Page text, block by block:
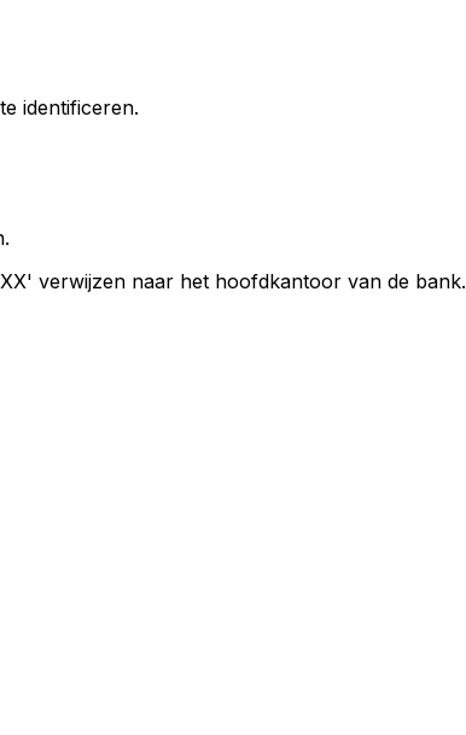
identificeren.
verwijzen naar het hoofdkantoor van de bank.